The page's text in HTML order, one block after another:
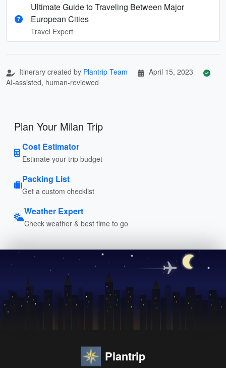
Ultimate Guide to Traveling Between Major
European Cities
Travel Expert
Itinerary created by Plantrip Team
April 15, 2023
AI-assisted, human-reviewed
Plan Your Milan Trip
Cost Estimator
Estimate your trip budget
Packing List
Get a custom checklist
Weather Expert
Check weather & best time to go
Plantrip